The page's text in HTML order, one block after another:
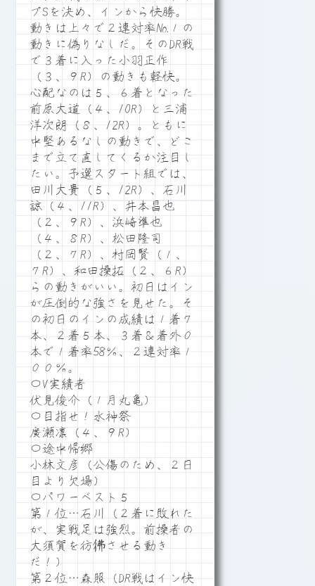
プSを決め、インから快勝。
動きは上々で２連対率№１の
動きに偽りなしだ。そのDR戦
で３着に入った小羽正作
（３、９R）の動きも軽快。
心配なのは５、６着となった
前原大道（４、10R）と三浦
洋次朗（８、12R）。ともに
中堅あるなしの動きで、どこ
まで立て直してくるか注目し
たい。予選スタート組では、
田川大貴（５、12R）、石川
諒（４、11R）、井本昌也
（２、９R）、浜崎準也
（４、８R）、松田隆司
（２、７R）、村岡賢（１、
７R）、和田操拓（２、６R）
らの動きがいい。初日はイン
が圧倒的な強さを見せた。そ
の初日のインの成績は１着７
本、２着５本、３着＆着外０
本で１着率58％、２連対率１
００％。
〇V実績者
伏見俊介（１月丸亀）
〇目指せ！水神祭
廣瀬凛（４、９R）
〇途中帰郷
小林文彦（公傷のため、２日
目より欠場）
〇パワーベスト５
第１位…石川（２着に敗れた
が、実戦足は強烈。前操者の
大須賀を彷彿させる動き
だ！）
第２位…森照（DR戦はイン快